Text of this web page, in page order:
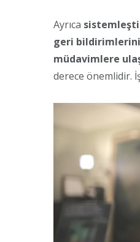
Ayrıca
geri bildirimlerini
müdavimlere
derece önemlidir.